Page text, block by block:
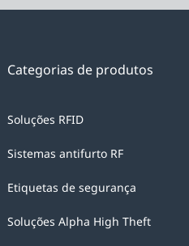
Categorias de produtos
Soluções RFID
Sistemas antifurto RF
Etiquetas de segurança
Soluções Alpha High Theft